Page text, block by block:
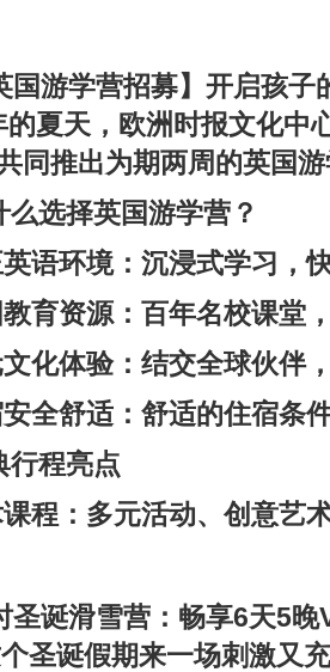
国游学营招募】开启孩
的夏天，欧洲时报文化中
同推出为期两周的英国
么选择英国游学营？
英语环境：沉浸式学习，
教育资源：百年名校课堂
文化体验：结交全球伙伴
安全舒适：舒适的住宿条
行程亮点
课程：多元活动、创意艺
圣诞滑雪营：畅享6天5
圣诞假期来一场刺激又